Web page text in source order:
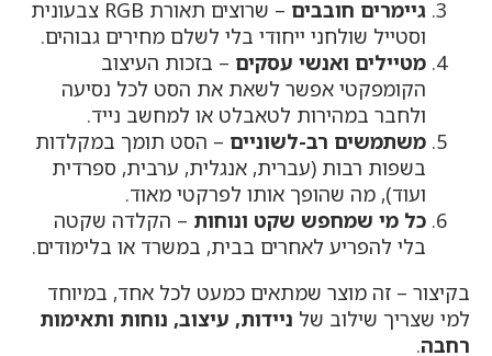
גיימרים חובבים
– שרוצים תאורת RGB צבעונית
וסטייל שולחני ייחודי בלי לשלם מחירים גבוהים.
מטיילים ואנשי עסקים – בזכות העיצוב
הקומפקטי אפשר לשאת את הסט לכל נסיעה
ולחבר במהירות לטאבלט או למחשב נייד.
משתמשים רב-לשוניים – הסט תומך במקלדות
בשפות רבות (עברית, אנגלית, ערבית, ספרדית
ועוד), מה שהופך אותו לפרקטי מאוד.
כל מי שמחפש שקט ונוחות – הקלדה שקטה
בלי להפריע לאחרים בבית, במשרד או בלימודים.
בקיצור – זה מוצר שמתאים כמעט לכל אחד, במיוחד
למי שצריך שילוב של ניידות, עיצוב, נוחות ותאימות
רחבה.